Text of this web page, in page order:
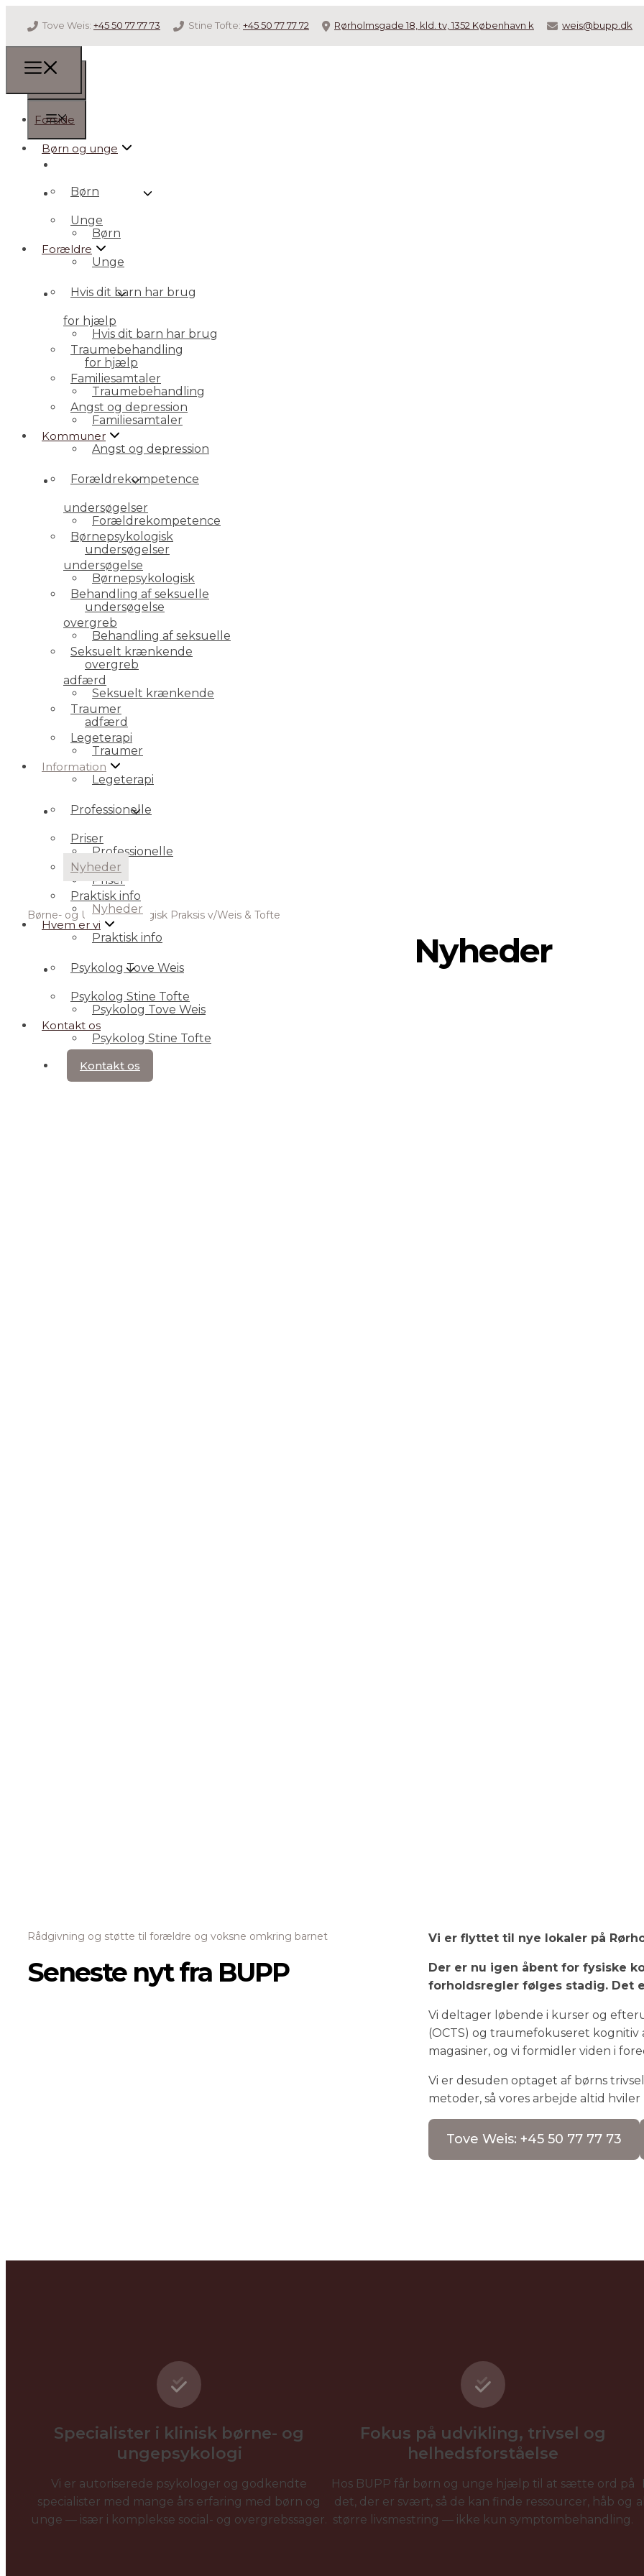
Tove Weis: +45 50 77 77 73 Stine Tofte: +45 50 77 77 72 Rørholmsgade 18, kld. tv, 1352 København k weis@bupp.dk
Børn og unge
Børn
Unge
Forældre
Hvis dit barn har brug
for hjælp
Traumebehandling
Familiesamtaler
Angst og depression
Kommuner
Forældrekompetence
undersøgelser
Børnepsykologisk
undersøgelse
Behandling af seksuelle
overgreb
Seksuelt krænkende
adfærd
Traumer
Legeterapi
Information
Professionelle
Priser
Nyheder
Praktisk info
Hvem er vi
Psykolog Tove Weis
Psykolog Stine Tofte
Kontakt os
Forside
Børn og unge
Børn
Unge
Forældre
Hvis dit barn har brug
for hjælp
Traumebehandling
Familiesamtaler
Angst og depression
Kommuner
Forældrekompetence
undersøgelser
Børnepsykologisk
undersøgelse
Behandling af seksuelle
overgreb
Seksuelt krænkende
adfærd
Traumer
Legeterapi
Information
Professionelle
Priser
Nyheder
Praktisk info
Hvem er vi
Psykolog Tove Weis
Psykolog Stine Tofte
Kontakt os
Børne- og Ungepsykologisk Praksis v/Weis & Tofte
Nyheder
Rådgivning og støtte til forældre og voksne omkring barnet
Seneste nyt fra BUPP
Vi er flyttet til nye lokaler på
Der er nu igen åbent for fysiske
forholdsregler følges stadig. Det
Vi deltager løbende i kurser og
(OCTS) og traumefokuseret
magasiner, og vi formidler viden i
Vi er desuden optaget af børns
metoder, så vores arbejde altid
Tove Weis: +45 50 77 77 73
Specialister i klinisk børne- og
ungepsykologi
Vi er autoriserede psykologer og godkendte
specialister med mange års erfaring med børn og
unge — især i komplekse social- og overgrebssager.
Fokus på udvikling, trivsel og
helhedsforståelse
Hos BUPP får børn og unge hjælp til at sætte ord på
det, der er svært, så de kan finde ressourcer, håb og
større livsmestring — ikke kun symptombehandling.